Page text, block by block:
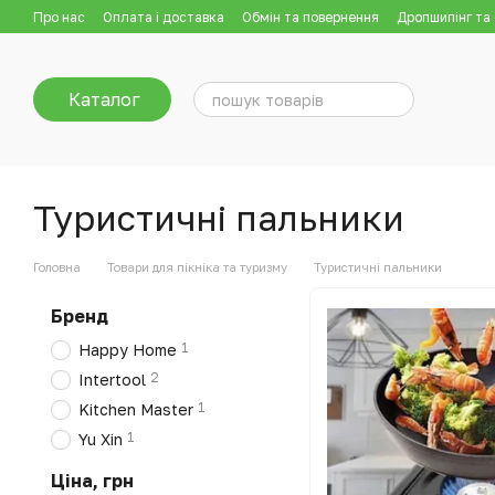
Перейти до основного контенту
Про нас Оплата і доставка Обмін та повернення Дропшипінг та
Каталог
Туристичні пальники
Головна Товари для пікніка та туризму Туристичні пальники
Бренд
Happy Home 1
Intertool 2
Kitchen Master 1
Yu Xin 1
Ціна, грн